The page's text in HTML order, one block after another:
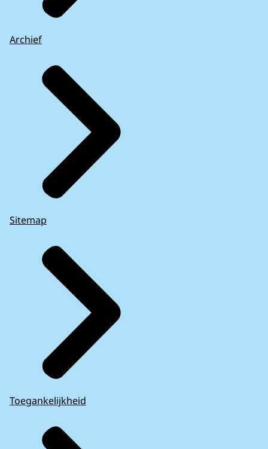
Archief
Sitemap
Toegankelijkheid